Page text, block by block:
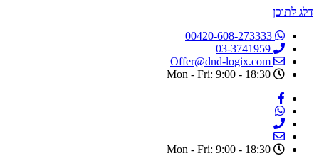
דלג לתוכן
00420-608-273333
03-3741959
Offer@dnd-logix.com
Mon - Fri: 9:00 - 18:30
Mon - Fri: 9:00 - 18:30